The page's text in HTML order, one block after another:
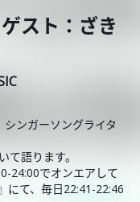
スト：ざき
ンガーソングライタ
て語ります。
24:00でオンエアして
にて、毎日22:41-22:46